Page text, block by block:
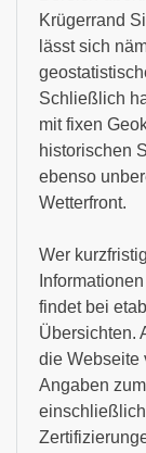
Krügerrand
lässt sich
Schließlich
mit fixen
historischen
ebenso
Wetterfront.
Wer
findet bei
Übersichten.
die Webseite
Angaben zum